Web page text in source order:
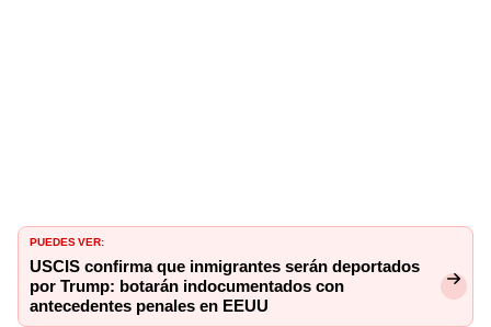
PUEDES VER:
USCIS confirma que inmigrantes serán deportados
por Trump: botarán indocumentados con
antecedentes penales en EEUU